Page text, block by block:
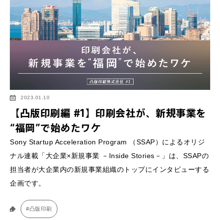
2023.01.10
【凸版印刷編 #1】印刷会社が、新規事業を
“福岡”で始めたワケ
Sony Startup Acceleration Program （SSAP）によるオリジ
ナル連載「大企業×新規事業 －Inside Stories－」は、SSAPの
担当者が大企業内の新規事業組織のトップにインタビューする
企画です。
#凸版印刷